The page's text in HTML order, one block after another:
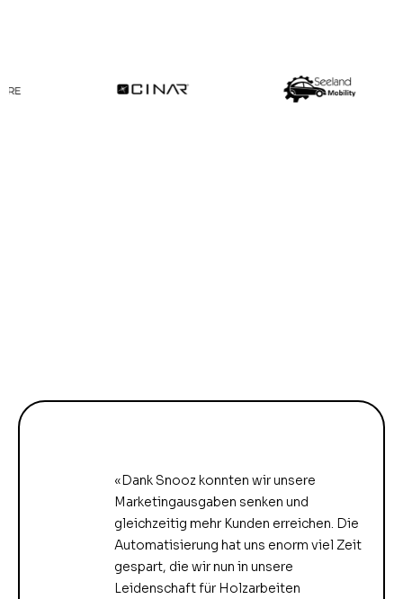
«Dank Snooz konnten wir unsere
Marketingausgaben senken und
gleichzeitig mehr Kunden erreichen. Die
Automatisierung hat uns enorm viel Zeit
gespart, die wir nun in unsere
Leidenschaft für Holzarbeiten